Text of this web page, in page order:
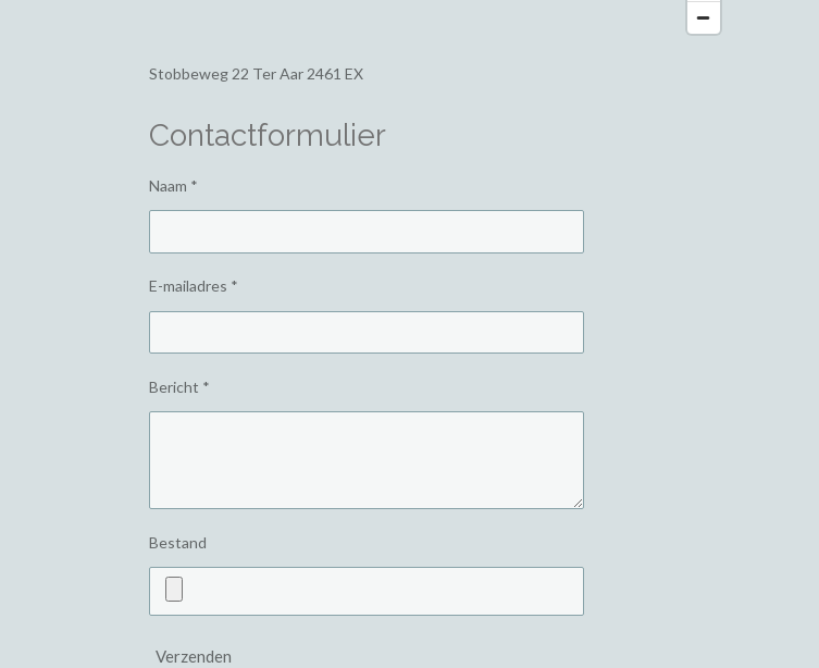
Stobbeweg 22 Ter Aar 2461 EX
Contactformulier
Naam *
E-mailadres *
Bericht *
Bestand
Verzenden